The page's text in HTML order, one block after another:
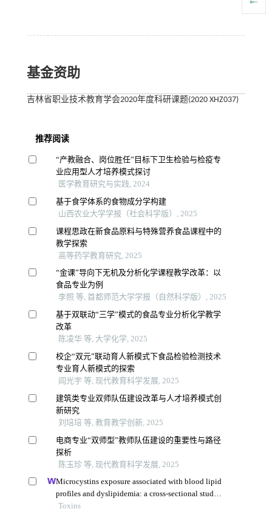
基金资助
吉林省职业技术教育学会2020年度科研课题(2020 XHZ037)